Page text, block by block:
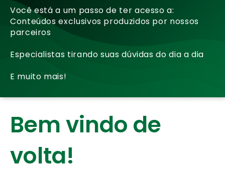
Você está a um passo de ter acesso a:
Conteúdos exclusivos produzidos por nossos
parceiros
Especialistas tirando suas dúvidas do dia a dia
E muito mais!
Bem vindo de
volta!